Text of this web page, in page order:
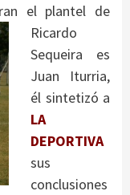
el plantel de
Ricardo
Sequeira es
Juan Iturria,
él sintetizó a
LA
DEPORTIVA
sus
conclusiones